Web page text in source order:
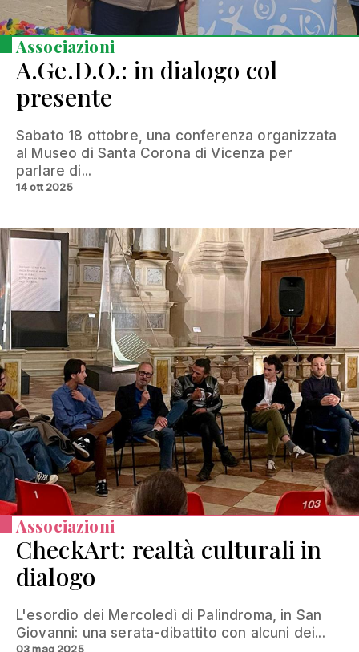
Associazioni
A.Ge.D.O.: in dialogo col
presente
Sabato 18 ottobre, una conferenza organizzata
al Museo di Santa Corona di Vicenza per
parlare di...
14 ott 2025
Associazioni
CheckArt: realtà culturali in
dialogo
L'esordio dei Mercoledì di Palindroma, in San
Giovanni: una serata-dibattito con alcuni dei...
03 mag 2025